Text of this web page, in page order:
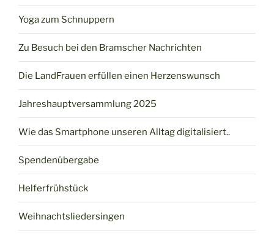
Yoga zum Schnuppern
Zu Besuch bei den Bramscher Nachrichten
Die LandFrauen erfüllen einen Herzenswunsch
Jahreshauptversammlung 2025
Wie das Smartphone unseren Alltag digitalisiert..
Spendenübergabe
Helferfrühstück
Weihnachtsliedersingen